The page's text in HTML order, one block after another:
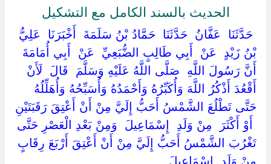
الحديث بالسند الكامل مع التشكيل
‏ ‏حَدَّثَنَا ‏ ‏عَفَّانُ ‏ ‏حَدَّثَنَا ‏ ‏حَمَّادُ بْنُ سَلَمَةَ ‏ ‏أَخْبَرَنَا ‏ ‏عَلِيُّ
بْنُ زَيْدٍ ‏ ‏عَنْ ‏ ‏أَبِي طَالِبٍ الضُّبَعِيِّ ‏ ‏عَنْ ‏ ‏أَبِي أُمَامَةَ ‏
‏أَنَّ رَسُولَ اللَّهِ ‏ ‏صَلَّى اللَّهُ عَلَيْهِ وَسَلَّمَ ‏ ‏قَالَ ‏ ‏لَأَنْ
أَقْعُدَ أَذْكُرُ اللَّهَ وَأُكَبِّرُهُ وَأَحْمَدُهُ وَأُسَبِّحُهُ وَأُهَلِّلُهُ
حَتَّى تَطْلُعَ الشَّمْسُ أَحَبُّ إِلَيَّ مِنْ أَنْ أَعْتِقَ رَقَبَتَيْنِ
‏ ‏أَوْ أَكْثَرَ ‏ ‏مِنْ وَلَدِ ‏ ‏إِسْمَاعِيلَ ‏ ‏وَمِنْ بَعْدِ الْعَصْرِ حَتَّى
تَغْرُبَ الشَّمْسُ أَحَبُّ إِلَيَّ مِنْ أَنْ أَعْتِقَ أَرْبَعَ رِقَابٍ
مِنْ وَلَدِ ‏ ‏إِسْمَاعِيلَ ‏